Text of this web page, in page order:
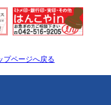
プページへ戻る